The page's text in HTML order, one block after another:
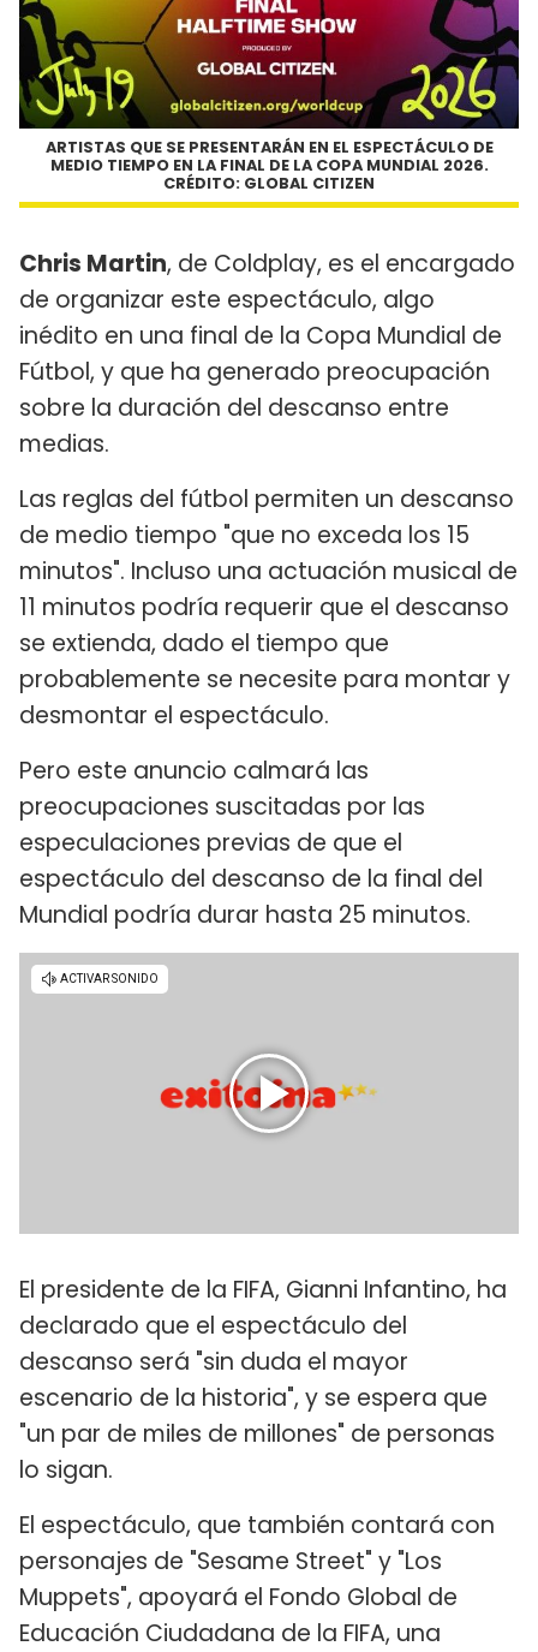
ARTISTAS QUE SE PRESENTARÁN EN EL ESPECTÁCULO DE
MEDIO TIEMPO EN LA FINAL DE LA COPA MUNDIAL 2026.
CRÉDITO: GLOBAL CITIZEN
Chris Martin, de Coldplay, es el encargado
de organizar este espectáculo, algo
inédito en una final de la Copa Mundial de
Fútbol, ​​y que ha generado preocupación
sobre la duración del descanso entre
medias.
Las reglas del fútbol permiten un descanso
de medio tiempo "que no exceda los 15
minutos". Incluso una actuación musical de
11 minutos podría requerir que el descanso
se extienda, dado el tiempo que
probablemente se necesite para montar y
desmontar el espectáculo.
Pero este anuncio calmará las
preocupaciones suscitadas por las
especulaciones previas de que el
espectáculo del descanso de la final del
Mundial podría durar hasta 25 minutos.
El presidente de la FIFA, Gianni Infantino, ha
declarado que el espectáculo del
descanso será "sin duda el mayor
escenario de la historia", y se espera que
"un par de miles de millones" de personas
lo sigan.
El espectáculo, que también contará con
personajes de "Sesame Street" y "Los
Muppets", apoyará el Fondo Global de
Educación Ciudadana de la FIFA, una